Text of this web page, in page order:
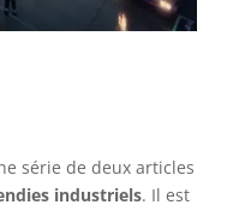
série de deux articles
industriels. Il est